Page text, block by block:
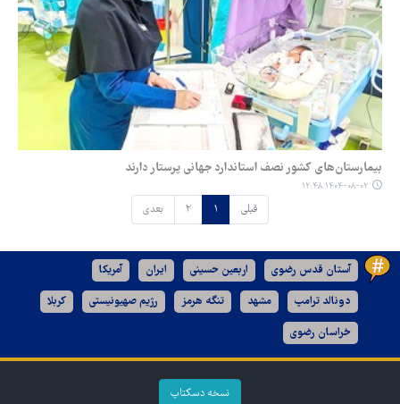
بیمارستان‌های کشور نصف استاندارد جهانی پرستار دارند
۱۴۰۴-۰۸-۰۲ ۱۲:۴۸
قبلی ۱ ۲ بعدی
آستان قدس رضوی اربعین حسینی ایران آمریکا
دونالد ترامپ مشهد تنگه هرمز رژیم صهیونیستی کربلا
خراسان رضوی
نسخه دسکتاپ